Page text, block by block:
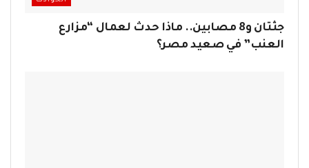
جثتان و8 مصابين.. ماذا حدث لعمال “مزارع
العنب” في صعيد مصر؟